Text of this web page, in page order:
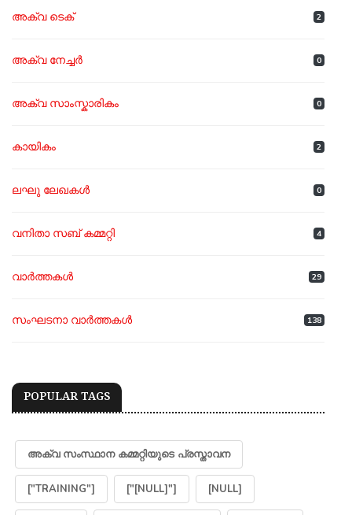
അക്വ ടെക് 2
അക്വ നേച്ചർ 0
അക്വ സാംസ്കാരികം 0
കായികം 2
ലഘു ലേഖകൾ 0
വനിതാ സബ് കമ്മറ്റി 4
വാർത്തകൾ 29
സംഘടനാ വാർത്തകൾ 138
POPULAR TAGS
അക്വ സംസ്ഥാന കമ്മറ്റിയുടെ പ്രസ്താവന
["TRAINING"] ["[NULL]"] [NULL]